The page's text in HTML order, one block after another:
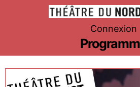
Théâtre
du
Nord-
Ouest
Connexion